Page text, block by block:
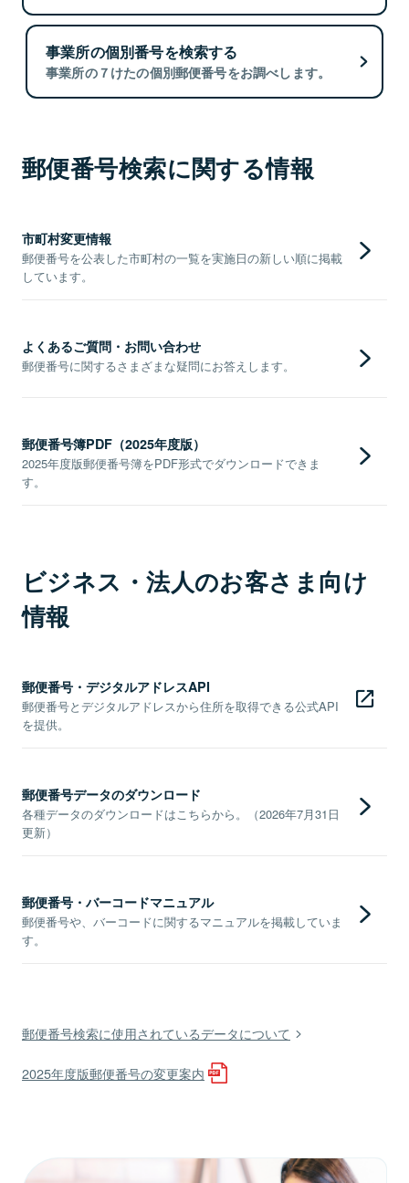
事業所の個別番号を検索する
事業所の７けたの個別郵便番号をお調べします。
郵便番号検索に関する情報
市町村変更情報
郵便番号を公表した市町村の一覧を実施日の新しい順に掲載
しています。
よくあるご質問・お問い合わせ
郵便番号に関するさまざまな疑問にお答えします。
郵便番号簿PDF（2025年度版）
2025年度版郵便番号簿をPDF形式でダウンロードできま
す。
ビジネス・法人のお客さま向け
情報
郵便番号・デジタルアドレスAPI
郵便番号とデジタルアドレスから住所を取得できる公式API
を提供。
郵便番号データのダウンロード
各種データのダウンロードはこちらから。（2026年7月31日
更新）
郵便番号・バーコードマニュアル
郵便番号や、バーコードに関するマニュアルを掲載していま
す。
郵便番号検索に使用されているデータについて
2025年度版郵便番号の変更案内